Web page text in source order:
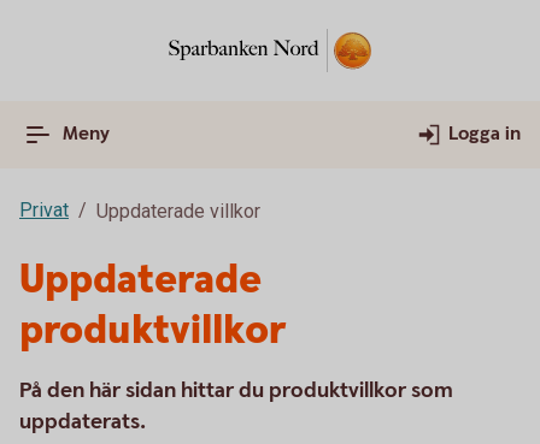
Meny Logga in
Privat Uppdaterade villkor
Uppdaterade
produktvillkor
På den här sidan hittar du produktvillkor som
uppdaterats.